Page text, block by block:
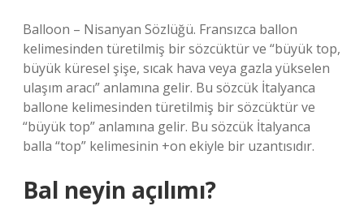
Balloon – Nisanyan Sözlüğü. Fransızca ballon
kelimesinden türetilmiş bir sözcüktür ve “büyük top,
büyük küresel şişe, sıcak hava veya gazla yükselen
ulaşım aracı” anlamına gelir. Bu sözcük İtalyanca
ballone kelimesinden türetilmiş bir sözcüktür ve
“büyük top” anlamına gelir. Bu sözcük İtalyanca
balla “top” kelimesinin +on ekiyle bir uzantısıdır.
Bal neyin açılımı?